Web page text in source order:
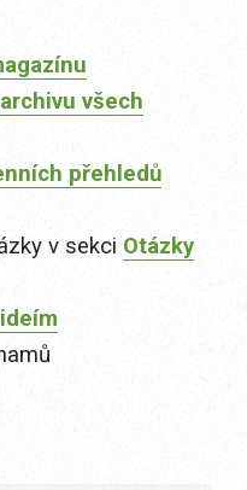
všech
přehledů
v sekci Otázky